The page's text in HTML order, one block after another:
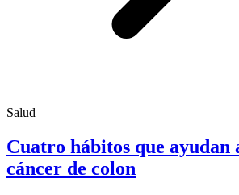
Salud
Cuatro hábitos que ayudan
cáncer de colon